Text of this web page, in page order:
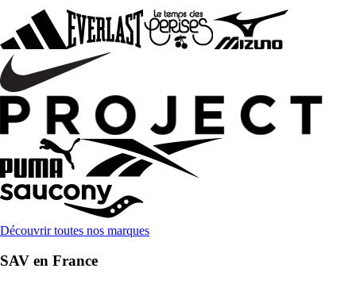
Découvrir toutes nos marques
SAV en France